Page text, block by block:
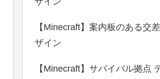
【Minecraft】案内板のある交
ザイン
【Minecraft】サバイバル拠点